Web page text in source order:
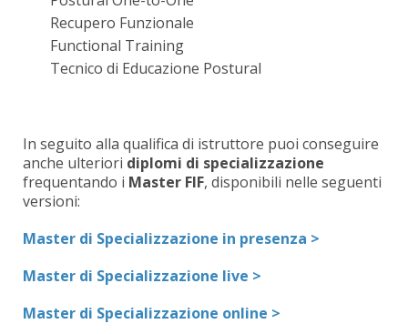
Recupero Funzionale
Functional Training
Tecnico di Educazione Postural
In seguito alla qualifica di istruttore puoi conseguire
anche ulteriori diplomi di specializzazione
frequentando i Master FIF, disponibili nelle seguenti
versioni:
Master di Specializzazione in presenza >
Master di Specializzazione live >
Master di Specializzazione online >